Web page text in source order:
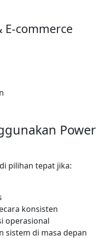
commerce
Power
pilihan tepat jika:
konsisten
operasional
sistem di masa depan